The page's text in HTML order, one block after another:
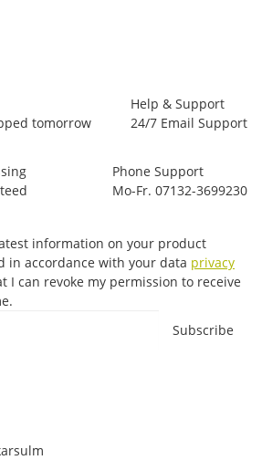
tomorrow
Help & Support
24/7 Email Support
Phone Support
Mo-Fr. 07132-3699230
information on your product
in accordance with your data privacy
I can revoke my permission to receive
Subscribe